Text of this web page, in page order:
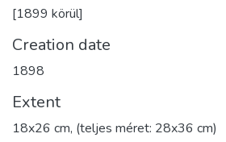
[1899 körül]
Creation date
1898
Extent
18x26 cm, (teljes méret: 28x36 cm)